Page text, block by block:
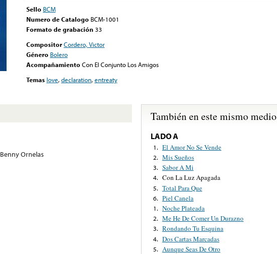
Sello BCM
Numero de Catalogo BCM-1001
Formato de grabación 33
CompositorCordero, Victor
Género Bolero
Acompañamiento Con El Conjunto Los Amigos
Temas love,declaration,entreaty
Benny Ornelas
También en este mismo medio
LADO A
1. El Amor No Se Vende
2. Mis Sueños
3. Sabor A Mi
4. Con La Luz Apagada
5. Total Para Que
6. Piel Canela
1. Noche Plateada
2. Me He De Comer Un Durazno
3. Rondando Tu Esquina
4. Dos Cartas Marcadas
5. Aunque Seas De Otro